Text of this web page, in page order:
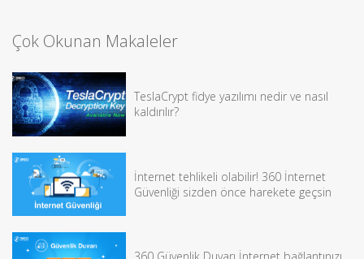
Çok Okunan Makaleler
TeslaCrypt fidye yazılımı nedir ve nasıl
kaldırılır?
İnternet tehlikeli olabilir! 360 İnternet
Güvenliği sizden önce harekete geçsin